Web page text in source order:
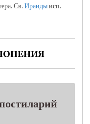
Св.Ираидыисп.